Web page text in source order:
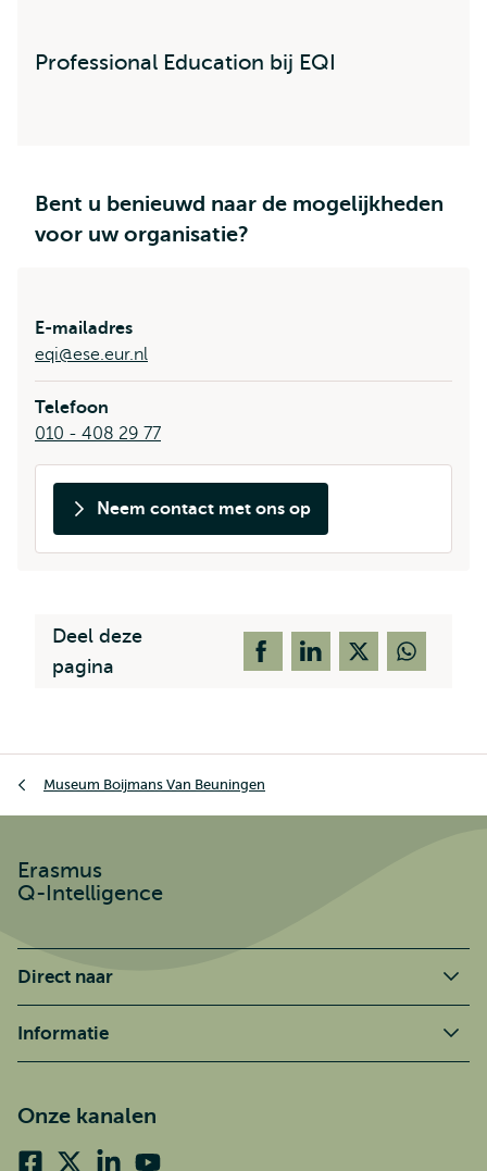
Professional Education bij EQI
Bent u benieuwd naar de mogelijkheden
voor uw organisatie?
E-mailadres
eqi@ese.eur.nl
Telefoon
010 - 408 29 77
Neem contact met ons op
Deel deze
pagina
Museum Boijmans Van Beuningen
Erasmus
Q-Intelligence
Direct naar
Informatie
Onze kanalen
Facebook Linkedin